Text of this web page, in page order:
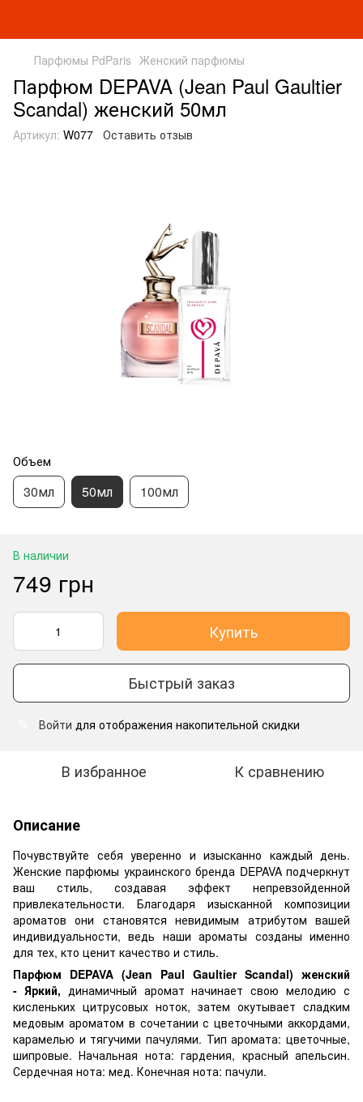
Парфюмы PdParis Женский парфюмы
Парфюм DEPAVA (Jean Paul Gaultier
Scandal) женский 50мл
Артикул: W077 Оставить отзыв
Объем
30мл 50мл 100мл
В наличии
749 грн
Купить
Быстрый заказ
Войти для отображения накопительной скидки
В избранное К сравнению
Описание
Почувствуйте себя уверенно и изысканно каждый день.
Женские парфюмы украинского бренда DEPAVA подчеркнут
ваш стиль, создавая эффект непревзойденной
привлекательности. Благодаря изысканной композиции
ароматов они становятся невидимым атрибутом вашей
индивидуальности, ведь наши ароматы созданы именно
для тех, кто ценит качество и стиль.
Парфюм DEPAVA (Jean Paul Gaultier Scandal) женский
- Яркий, динамичный аромат начинает свою мелодию с
кисленьких цитрусовых ноток, затем окутывает сладким
медовым ароматом в сочетании с цветочными аккордами,
карамелью и тягучими пачулями. Тип аромата: цветочные,
шипровые. Начальная нота: гардения, красный апельсин.
Сердечная нота: мед. Конечная нота: пачули.